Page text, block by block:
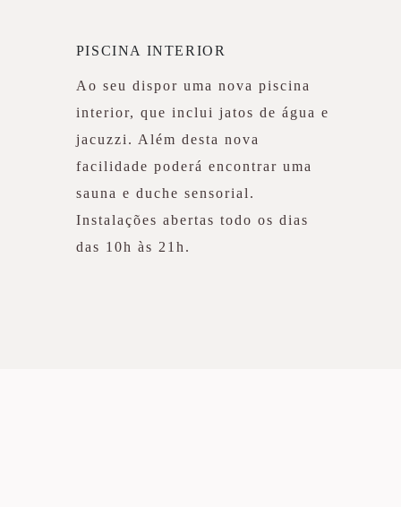
PISCINA INTERIOR
Ao seu dispor uma nova piscina
interior, que inclui jatos de água e
jacuzzi. Além desta nova
facilidade poderá encontrar uma
sauna e duche sensorial.
Instalações abertas todo os dias
das 10h às 21h.